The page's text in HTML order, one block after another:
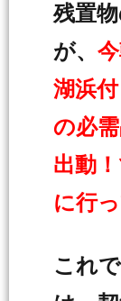
残置
が、
湖浜
の必
出動
に行
これ